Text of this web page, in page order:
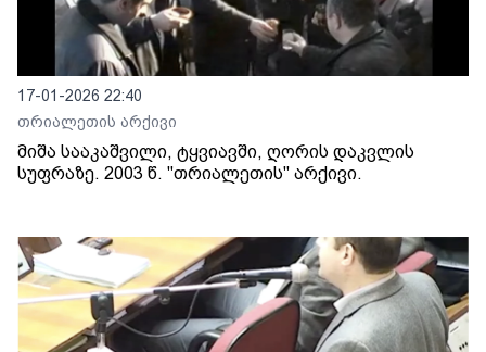
17-01-2026 22:40
თრიალეთის არქივი
მიშა სააკაშვილი, ტყვიავში, ღორის დაკვლის
სუფრაზე. 2003 წ. "თრიალეთის" არქივი.